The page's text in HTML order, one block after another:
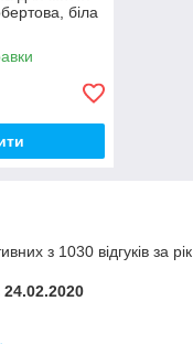
біла
з 1030 відгуків за рік